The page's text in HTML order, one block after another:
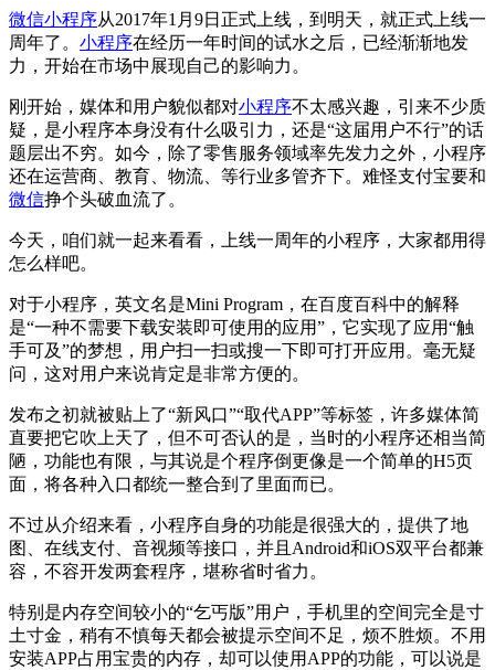
微信小程序从2017年1月9日正式上线，到明天，就正式上线一
周年了。 小程序在经历一年时间的试水之后，已经渐渐地发
力，开始在市场中展现自己的影响力。
刚开始，媒体和用户貌似都对小程序不太感兴趣，引来不少质
疑，是小程序本身没有什么吸引力，还是“这届用户不行”的话
题层出不穷。如今，除了零售服务领域率先发力之外，小程序
还在运营商、教育、物流、等行业多管齐下。难怪支付宝要和
微信挣个头破血流了。
今天，咱们就一起来看看，上线一周年的小程序，大家都用得
怎么样吧。
对于小程序，英文名是Mini Program，在百度百科中的解释
是“一种不需要下载安装即可使用的应用”，它实现了应用“触
手可及”的梦想，用户扫一扫或搜一下即可打开应用。毫无疑
问，这对用户来说肯定是非常方便的。
发布之初就被贴上了“新风口”“取代APP”等标签，许多媒体简
直要把它吹上天了，但不可否认的是，当时的小程序还相当简
陋，功能也有限，与其说是个程序倒更像是一个简单的H5页
面，将各种入口都统一整合到了里面而已。
不过从介绍来看，小程序自身的功能是很强大的，提供了地
图、在线支付、音视频等接口，并且Android和iOS双平台都兼
容，不容开发两套程序，堪称省时省力。
特别是内存空间较小的“乞丐版”用户，手机里的空间完全是寸
土寸金，稍有不慎每天都会被提示空间不足，烦不胜烦。不用
安装APP占用宝贵的内存，却可以使用APP的功能，可以说是